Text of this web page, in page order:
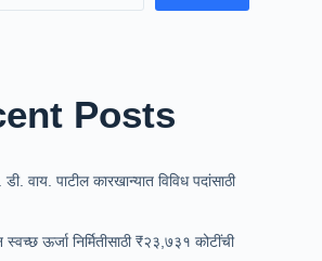
Posts
वाय. पाटील कारखान्यात विविध पदांसाठी
ऊर्जा निर्मितीसाठी ₹२३,७३१ कोटींची